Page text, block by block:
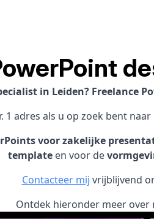
in Leiden? Freelance
1 adres als u op zoek bent naar
voor zakelijke
template en voor de
Contacteer mij vrijblijvend
Ontdek hieronder meer over